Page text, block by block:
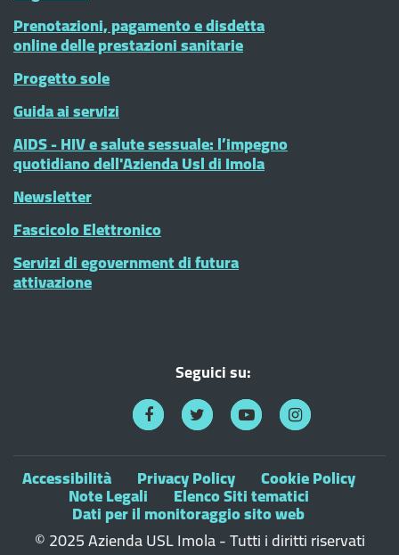
Prenotazioni, pagamento e disdetta
online delle prestazioni sanitarie
Progetto sole
Guida ai servizi
AIDS - HIV e salute sessuale: l’impegno
quotidiano dell'Azienda Usl di Imola
Newsletter
Fascicolo Elettronico
Servizi di egovernment di futura
attivazione
Seguici su:
Accessibilità Privacy Policy Cookie Policy
Note Legali Elenco Siti tematici
Dati per il monitoraggio sito web
© 2025 Azienda USL Imola - Tutti i diritti riservati